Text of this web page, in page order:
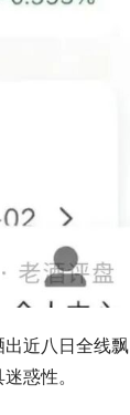
近八日全线飘
惑性。